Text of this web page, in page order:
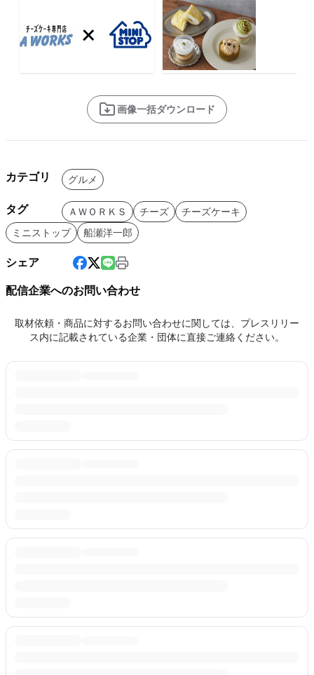
画像一括ダウンロード
カテゴリ グルメ
タグ ＡＷＯＲＫＳ チーズ
チーズケーキ
ミニストップ
船瀬洋一郎
シェア
配信企業へのお問い合わせ
取材依頼・商品に対するお問い合わせに関しては、プレスリリー
ス内に記載されている企業・団体に直接ご連絡ください。